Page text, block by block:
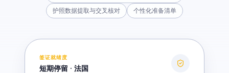
护照数据提取与交叉核对
个性化准备清单
签证就绪度
短期停留 · 法国